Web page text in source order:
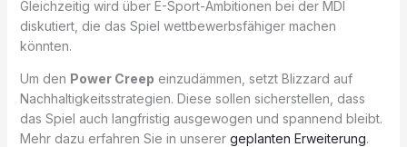
Gleichzeitig wird über E-Sport-Ambitionen bei der MDI
diskutiert, die das Spiel wettbewerbsfähiger machen
könnten.
Um den Power Creep einzudämmen, setzt Blizzard auf
Nachhaltigkeitsstrategien. Diese sollen sicherstellen, dass
das Spiel auch langfristig ausgewogen und spannend bleibt.
Mehr dazu erfahren Sie in unserer geplanten Erweiterung.